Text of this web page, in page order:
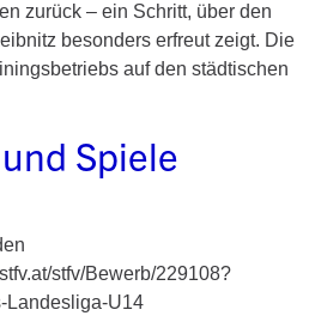
zurück – ein Schritt, über den
besonders erfreut zeigt. Die
auf den städtischen
Spiele
stfv/Bewerb/229108?
Landesliga-U14